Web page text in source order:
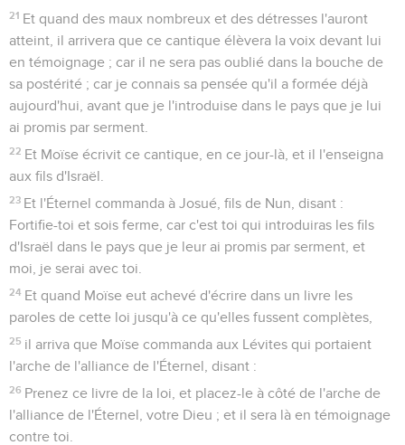
21 Et quand des maux nombreux et des détresses l'auront
atteint, il arrivera que ce cantique élèvera la voix devant lui
en témoignage ; car il ne sera pas oublié dans la bouche de
sa postérité ; car je connais sa pensée qu'il a formée déjà
aujourd'hui, avant que je l'introduise dans le pays que je lui
ai promis par serment.
22 Et Moïse écrivit ce cantique, en ce jour-là, et il l'enseigna
aux fils d'Israël.
23 Et l'Éternel commanda à Josué, fils de Nun, disant :
Fortifie-toi et sois ferme, car c'est toi qui introduiras les fils
d'Israël dans le pays que je leur ai promis par serment, et
moi, je serai avec toi.
24 Et quand Moïse eut achevé d'écrire dans un livre les
paroles de cette loi jusqu'à ce qu'elles fussent complètes,
25 il arriva que Moïse commanda aux Lévites qui portaient
l'arche de l'alliance de l'Éternel, disant :
26 Prenez ce livre de la loi, et placez-le à côté de l'arche de
l'alliance de l'Éternel, votre Dieu ; et il sera là en témoignage
contre toi.